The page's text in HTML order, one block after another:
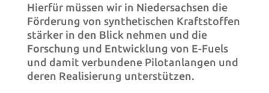
Hierfür müssen wir in Niedersachsen die
Förderung von synthetischen Kraftstoffen
stärker in den Blick nehmen und die
Forschung und Entwicklung von E-Fuels
und damit verbundene Pilotanlangen und
deren Realisierung unterstützen.